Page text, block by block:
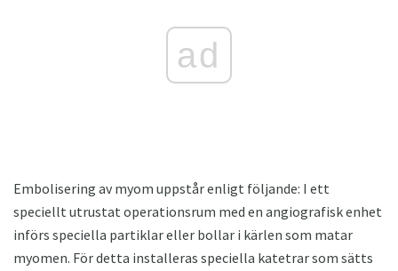
ad
Embolisering av myom uppstår enligt följande: I ett
speciellt utrustat operationsrum med en angiografisk enhet
införs speciella partiklar eller bollar i kärlen som matar
myomen. För detta installeras speciella katetrar som sätts